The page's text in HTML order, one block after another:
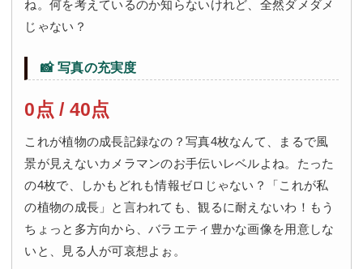
ね。何を考えているのか知らないけれど、全然ダメダメ
じゃない？
📸 写真の充実度
0点 / 40点
これが植物の成長記録なの？写真4枚なんて、まるで風
景が見えないカメラマンのお手伝いレベルよね。たった
の4枚で、しかもどれも情報ゼロじゃない？「これが私
の植物の成長」と言われても、観るに耐えないわ！もう
ちょっと多方向から、バラエティ豊かな画像を用意しな
いと、見る人が可哀想よぉ。